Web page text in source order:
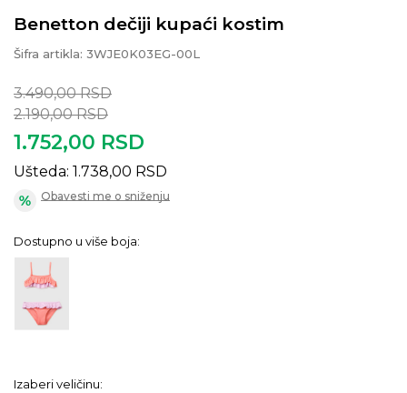
Benetton dečiji kupaći kostim
Šifra artikla: 3WJE0K03EG-00L
3.490,00 RSD
2.190,00 RSD
1.752,00 RSD
Ušteda: 1.738,00 RSD
Obavesti me o sniženju
Dostupno u više boja:
Izaberi veličinu: